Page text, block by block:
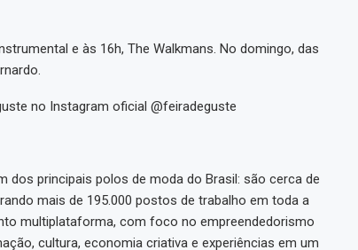
e às 16h, The Walkmans. No domingo, das
no Instagram oficial @feiradeguste
dos principais polos de moda do Brasil: são cerca de
mais de 195.000 postos de trabalho em toda a
multiplataforma, com foco no empreendedorismo
cultura, economia criativa e experiências em um